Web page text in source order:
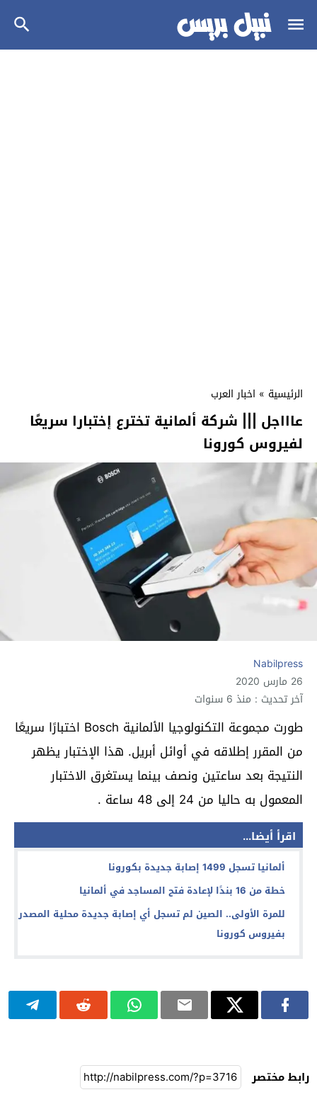
الرئيسية » اخبار العرب
عاااجل ||| شركة ألمانية تخترع إختبارا سريعًا
لفيروس كورونا
Nabilpress
26 مارس 2020
آخر تحديث : منذ 6 سنوات
طورت مجموعة التكنولوجيا الألمانية Bosch اختبارًا سريعًا
من المقرر إطلاقه في أوائل أبريل. هذا الإختبار يظهر
النتيجة بعد ساعتين ونصف بينما يستغرق الاختبار
المعمول به حاليا من 24 إلى 48 ساعة .
اقرأ أيضا...
ألمانيا تسجل 1499 إصابة جديدة بكورونا
خطة من 16 بندًا لإعادة فتح المساجد في ألمانيا
للمرة الأولى.. الصين لم تسجل أي إصابة جديدة محلية المصدر
بفيروس كورونا
رابط مختصر